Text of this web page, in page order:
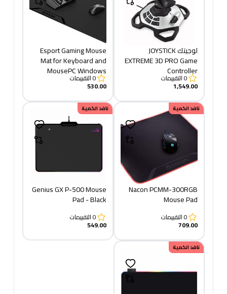
لوجيتك JOYSTICK
EXTREME 3D PRO Game
Controller
0التقييمات
1,549.00
Esport Gaming Mouse
Mat for Keyboard and
MousePC Windows
0التقييمات
530.00
نافد الكمية
Nacon PCMM-300RGB
Mouse Pad
0التقييمات
709.00
نافد الكمية
Genius GX P-500 Mouse
Pad - Black
0التقييمات
549.00
نافد الكمية